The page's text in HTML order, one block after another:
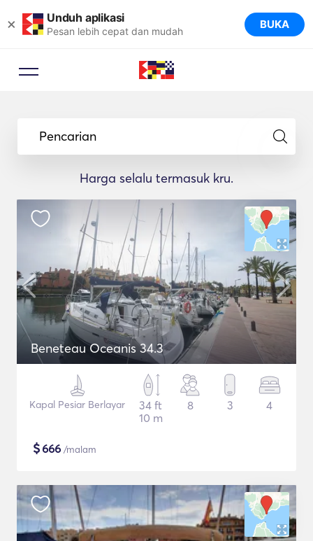
× Unduh aplikasi
Pesan lebih cepat dan mudah BUKA
Pencarian
Harga selalu termasuk kru.
Beneteau Oceanis 34.3
Kapal Pesiar Berlayar
34 ft
10 m
8 3 4
$666 /malam